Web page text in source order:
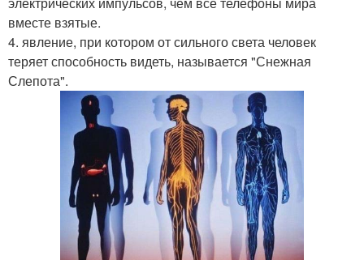
вместе взятые.
4. явление, при котором от сильного света человек
теряет способность видеть, называется "Снежная
Слепота".